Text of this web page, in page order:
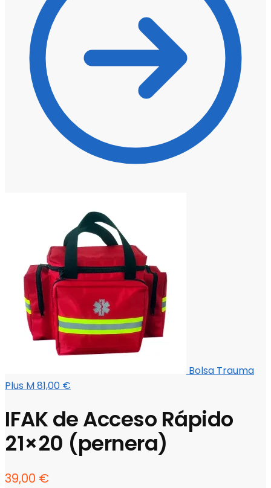
Bolsa Trauma
Plus M81,00 €
IFAK de Acceso Rápido
21×20 (pernera)
39,00 €